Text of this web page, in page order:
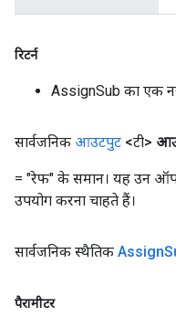
रिटर्न
AssignSub का एक
सार्वजनिक आउटपुट <टी>
= "रेफ" के समान। यह उन
उपयोग करना चाहते हैं।
सार्वजनिक स्थैतिक Assign
पैरामीटर